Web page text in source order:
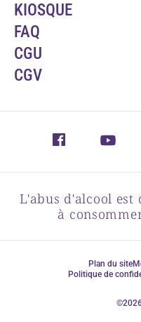
KIOSQUE
FAQ
CGU
CGV
L'abus d'alcool est
à
Plan du site
Politique de